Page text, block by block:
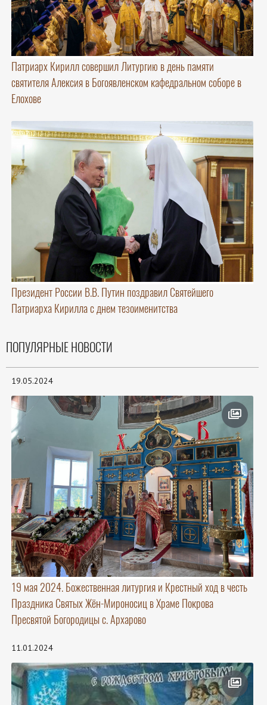
Патриарх Кирилл совершил Литургию в день памяти
святителя Алексия в Богоявленском кафедральном соборе в
Елохове
Президент России В.В. Путин поздравил Святейшего
Патриарха Кирилла с днем тезоименитства
ПОПУЛЯРНЫЕ НОВОСТИ
19.05.2024
19 мая 2024. Божественная литургия и Крестный ход в честь
Праздника Святых Жён-Мироносиц в Храме Покрова
Пресвятой Богородицы с. Архарово
11.01.2024